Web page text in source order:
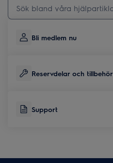
Bli medlem nu
Reservdelar och tillbehör
Support